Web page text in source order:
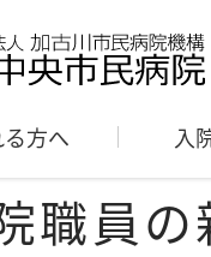
方へ 入
職員